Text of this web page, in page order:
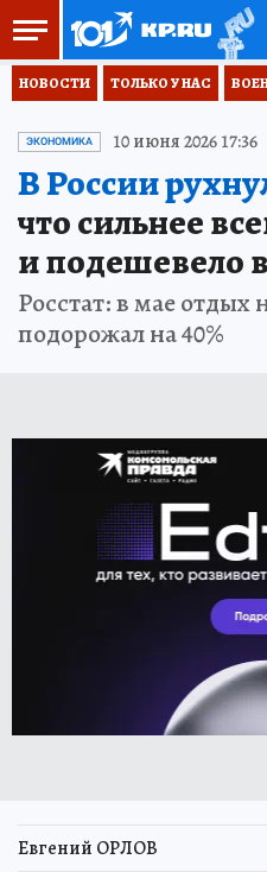
НОВОСТИ ТОЛЬКО У НАС
ЭКОНОМИКА 10 июня 2026 17:36
В России
что сильнее
и подешевело
Росстат: в мае отдых
подорожал на 40%
Евгений ОРЛОВ